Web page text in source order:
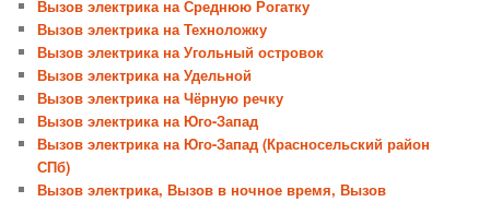
Вызов электрика на Среднюю Рогатку
Вызов электрика на Техноложку
Вызов электрика на Угольный островок
Вызов электрика на Удельной
Вызов электрика на Чёрную речку
Вызов электрика на Юго-Запад
Вызов электрика на Юго-Запад (Красносельский район
СПб)
Вызов электрика, Вызов в ночное время, Вызов